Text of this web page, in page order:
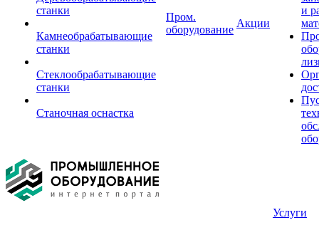
станки
Камнеобрабатывающие
станки
Стеклообрабатывающие
станки
Станочная оснастка
Пром.
оборудование
Акции
и
Услуги